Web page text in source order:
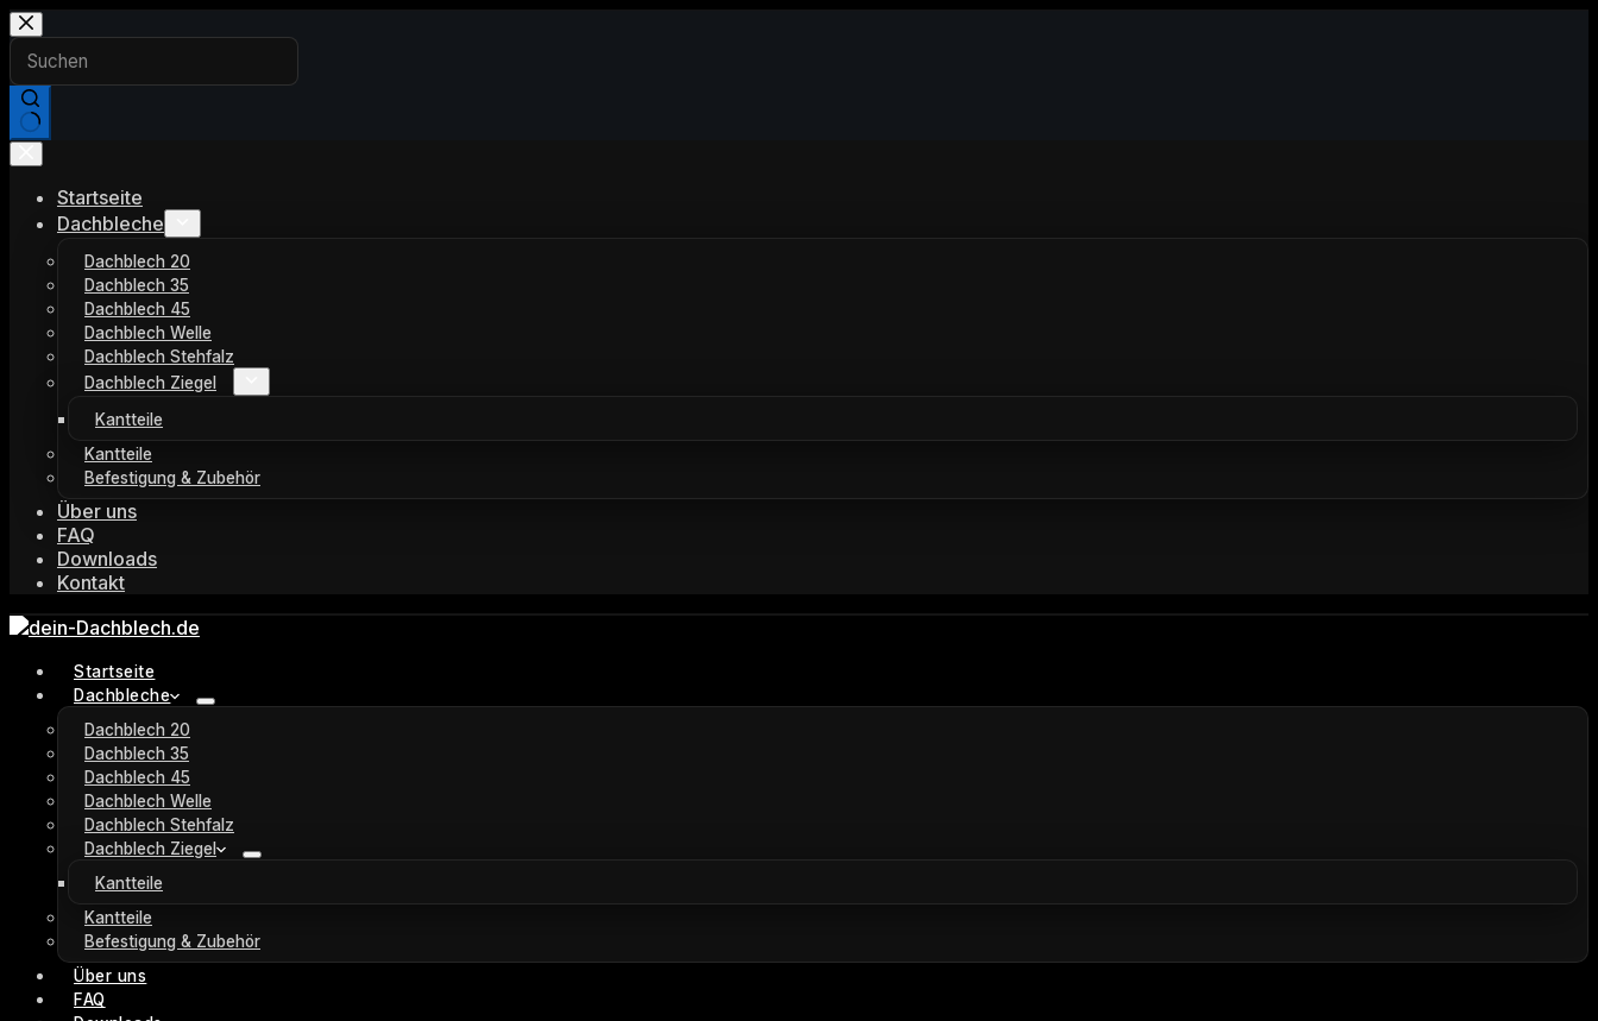
Zum
Inhalt
springen
Keine
Startseite
Dachbleche
Dachblech 20
Dachblech 35
Dachblech 45
Dachblech Welle
Dachblech Stehfalz
Dachblech Ziegel
Kantteile
Kantteile
Befestigung & Zubehör
Über uns
FAQ
Downloads
Kontakt
Startseite
Dachbleche
Dachblech 20
Dachblech 35
Dachblech 45
Dachblech Welle
Dachblech Stehfalz
Dachblech Ziegel
Kantteile
Kantteile
Befestigung & Zubehör
Über uns
FAQ